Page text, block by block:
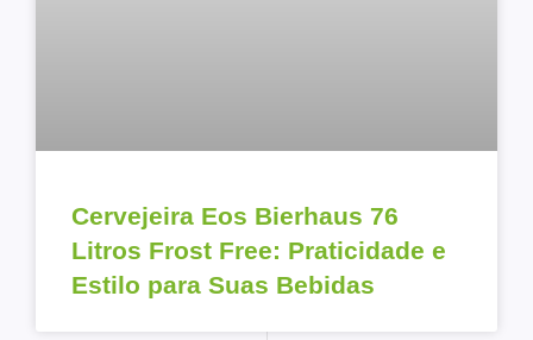
Cervejeira Eos Bierhaus 76
Litros Frost Free: Praticidade e
Estilo para Suas Bebidas